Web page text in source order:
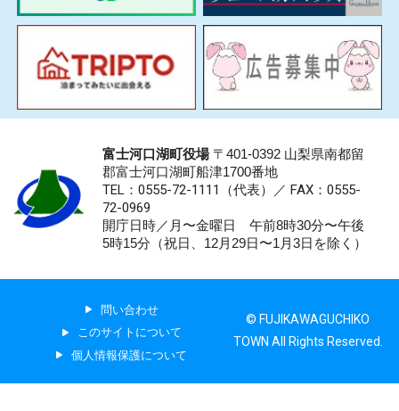
富士河口湖町役場〒401-0392 山梨県南都留
郡富士河口湖町船津1700番地
TEL：0555-72-1111 （代表）／ FAX：0555-
72-0969
開庁日時／月〜金曜日 午前8時30分〜午後
5時15分（祝日、12月29日〜1月3日を除く）
問い合わせ
このサイトについて
個人情報保護について
© FUJIKAWAGUCHIKO
TOWN All Rights Reserved.